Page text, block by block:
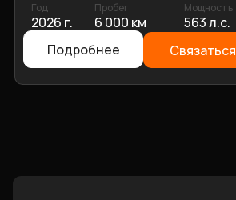
Год
2026 г.
Пробег
6 000 км
Мощность
563 л.с.
Подробнее
Связаться